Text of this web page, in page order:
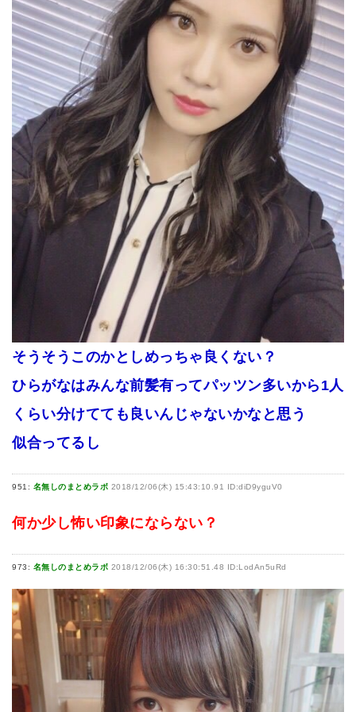
そうそうこのかとしめっちゃ良くない？
ひらがなはみんな前髪有ってパッツン多いから1人
くらい分けてても良いんじゃないかなと思う
似合ってるし
951: 名無しのまとめラボ 2018/12/06(木) 15:43:10.91 ID:diD9yguV0
何か少し怖い印象にならない？
973: 名無しのまとめラボ 2018/12/06(木) 16:30:51.48 ID:LodAn5uRd